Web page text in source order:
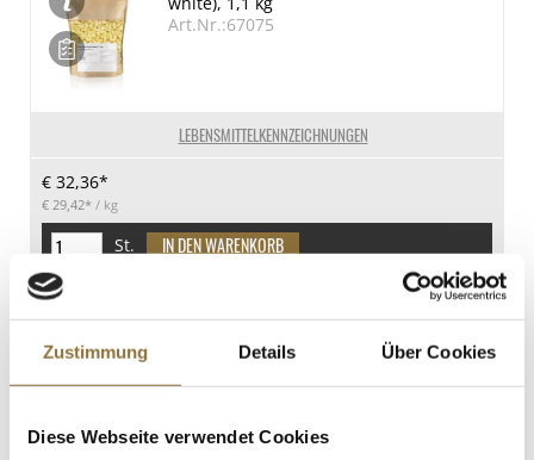
Zustimmung Details Über Cookies
Diese Webseite verwendet Cookies
LEBENSMITTELKENNZEICHNUNGEN
Art.Nr.:67075
€ 32,36*
€ 29,42* / kg
St.
Schoko-Garnierraspel Blüte
Weiß/Vollmilch (Curls Duo), 1,1 kg
Art.Nr.:67076